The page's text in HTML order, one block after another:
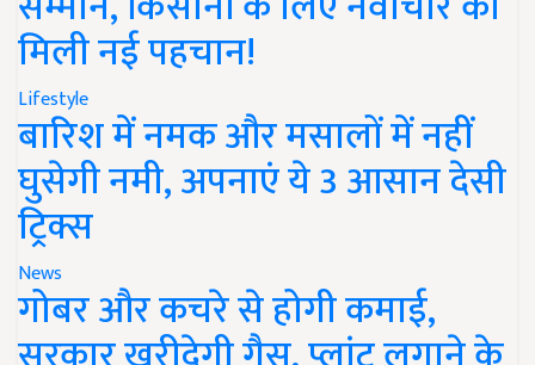
मिली नई पहचान!
Lifestyle
बारिश में नमक और मसालों में नहीं
घुसेगी नमी, अपनाएं ये 3 आसान देसी
ट्रिक्स
News
गोबर और कचरे से होगी कमाई,